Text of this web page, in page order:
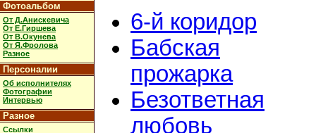
Фотоальбом
От Д.Анискевича
От Е.Гиршева
От В.Окунева
От Я.Фролова
Разное
Персоналии
Об исполнителях
Фотографии
Интервью
Разное
Ссылки
6-й коридор
Бабская
прожарка
Безответная
любовь